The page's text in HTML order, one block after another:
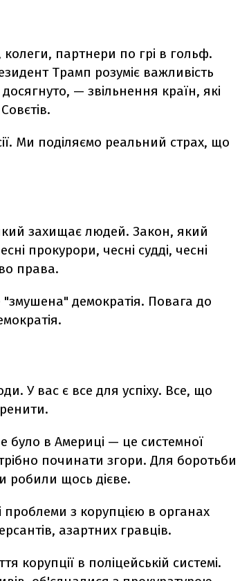
партнери по грі в гольф.
Трамп розуміє важливість
— звільнення країн, які
Ми поділяємо реальний страх, що
захищає людей. Закон, який
прокурори, чесні судді, чесні
права.
демократія. Повага до
У вас є все для успіху. Все, що
було в Америці — це системної
починати згори. Для боротьби
робили щось дієве.
з корупцією в органах
азартних гравців.
корупції в поліцейській системі.